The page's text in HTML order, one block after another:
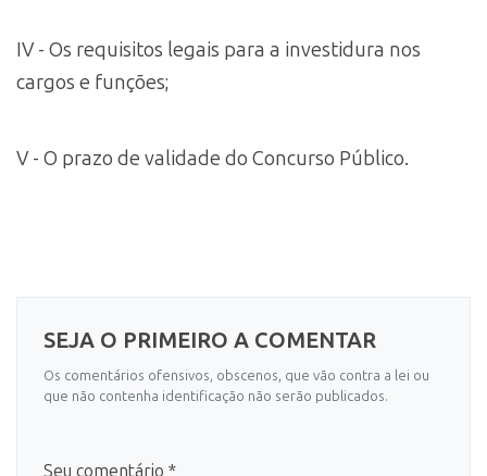
IV - Os requisitos legais para a investidura nos
cargos e funções;
V - O prazo de validade do Concurso Público.
SEJA O PRIMEIRO A COMENTAR
Os comentários ofensivos, obscenos, que vão contra a lei ou
que não contenha identificação não serão publicados.
Seu comentário *